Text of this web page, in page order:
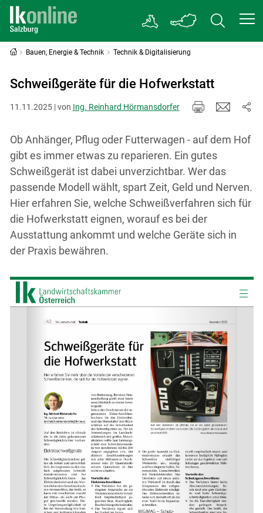
Bauen, Energie & Technik Technik & Digitalisierung
Schweißgeräte für die Hofwerkstatt
11.11.2025 | von Ing. Reinhard Hörmansdorfer
Ob Anhänger, Pflug oder Futterwagen - auf dem Hof
gibt es immer etwas zu reparieren. Ein gutes
Schweißgerät ist dabei unverzichtbar. Wer das
passende Modell wählt, spart Zeit, Geld und Nerven.
Hier erfahren Sie, welche Schweißverfahren sich für
die Hofwerkstatt eignen, worauf es bei der
Ausstattung ankommt und welche Geräte sich in
der Praxis bewähren.